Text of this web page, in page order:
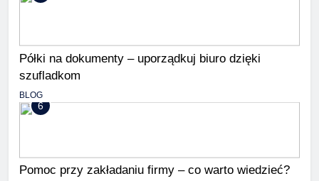
Półki na dokumenty – uporządkuj biuro dzięki
szufladkom
BLOG
6
Pomoc przy zakładaniu firmy – co warto wiedzieć?